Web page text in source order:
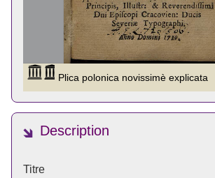
Description
Titre